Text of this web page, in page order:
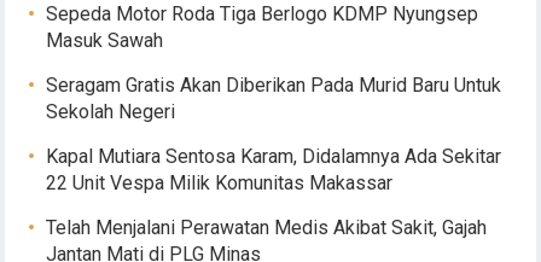
Sepeda Motor Roda Tiga Berlogo KDMP Nyungsep
Masuk Sawah
Seragam Gratis Akan Diberikan Pada Murid Baru Untuk
Sekolah Negeri
Kapal Mutiara Sentosa Karam, Didalamnya Ada Sekitar
22 Unit Vespa Milik Komunitas Makassar
Telah Menjalani Perawatan Medis Akibat Sakit, Gajah
Jantan Mati di PLG Minas